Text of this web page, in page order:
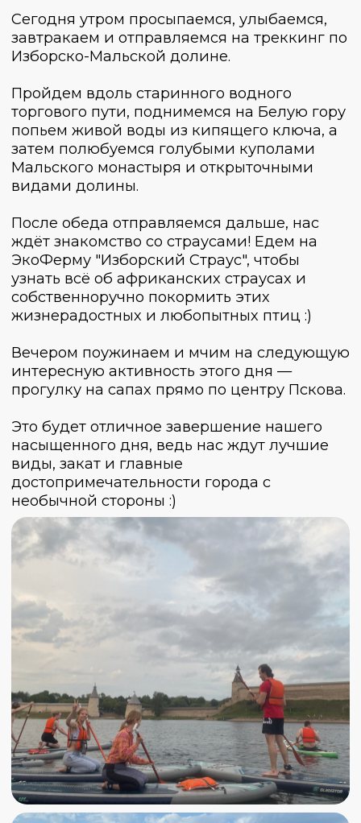
Сегодня нас ждёт не менее насыщенный
день! Завтракаем в нашем коттедже и
отправляемся на поиски приключений в
Хлебный хутор.
Здесь нас ждет неспешная дружеская
беседа,сельский туризм, вкуснейший хлеб
по старинным рецептам только что из
печи, парное молоко, домашнее масло и
творог, и даже выдержанный сыр
собственного изготовления.
Пообедаем и отправляемся к памятнику
Ледовому побоищу, чтобы своми глазами
увидеть место из учебников истории.
После таких приключений вечером
прощаемся и разъезжаемся по домам. Но
не грустим, ведь совсем скоро встретимся
в новых приключениях с Trip for students!
Хлебный хутор, возвращение домой.
День 1 День 2 День 3